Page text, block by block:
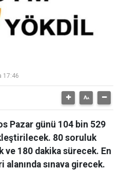
17:46
Pazar günü 104 bin 529
80 soruluk
ve 180 dakika sürecek. En
alanında sınava girecek.